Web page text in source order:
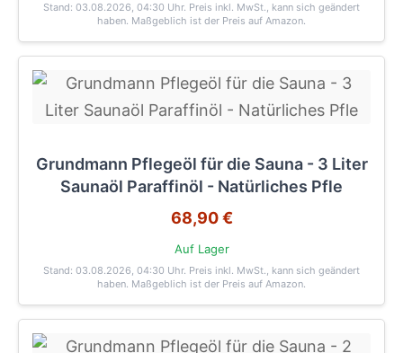
Stand: 03.08.2026, 04:30 Uhr. Preis inkl. MwSt., kann sich geändert
haben. Maßgeblich ist der Preis auf Amazon.
Grundmann Pflegeöl für die Sauna - 3 Liter
Saunaöl Paraffinöl - Natürliches Pfle
68,90 €
Auf Lager
Stand: 03.08.2026, 04:30 Uhr. Preis inkl. MwSt., kann sich geändert
haben. Maßgeblich ist der Preis auf Amazon.